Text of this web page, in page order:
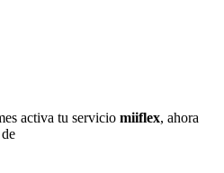
activa tu servicio miiflex, ahora